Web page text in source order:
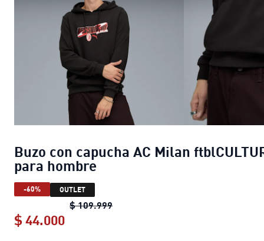
Buzo con capucha AC Milan
para hombre
-60% OUTLET
$ 109.999Buzo con capucha AC Milan
$ 44.000